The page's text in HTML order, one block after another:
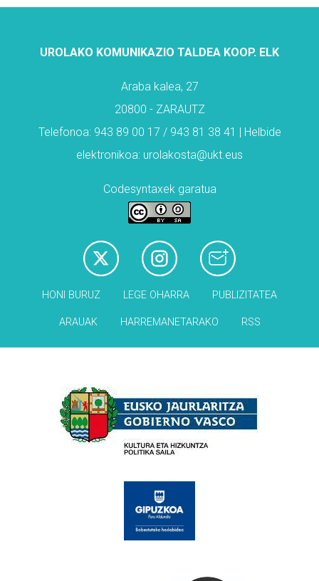
UROLAKO KOMUNIKAZIO TALDEA KOOP. ELK
Araba kalea, 27
20800 - ZARAUTZ
Telefonoa: 943 89 00 17 / 943 81 38 41 | Helbide
elektronikoa: urolakosta@ukt.eus
Codesyntaxek garatua
HONI BURUZ LEGE OHARRA PUBLIZITATEA
ARAUAK HARREMANETARAKO RSS